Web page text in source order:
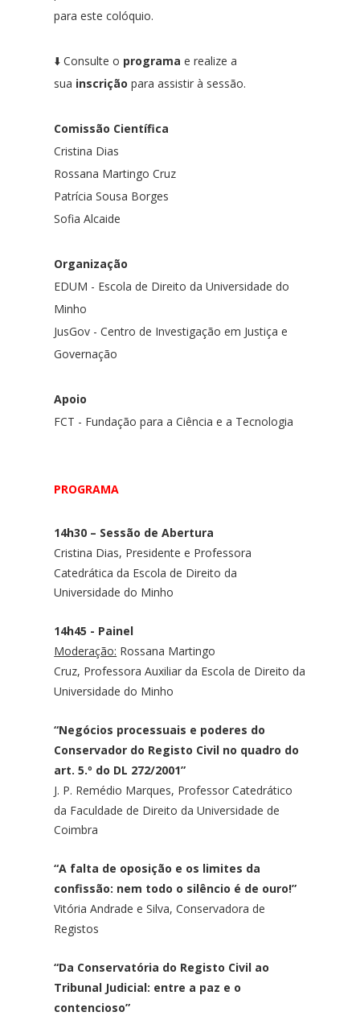
para este colóquio.
⬇️ Consulte o programa e realize a
sua inscrição para assistir à sessão.
Comissão Científica
Cristina Dias
Rossana Martingo Cruz
Patrícia Sousa Borges
Sofia Alcaide
Organização
EDUM - Escola de Direito da Universidade do
Minho
JusGov - Centro de Investigação em Justiça e
Governação
Apoio
FCT - Fundação para a Ciência e a Tecnologia
PROGRAMA
14h30 – Sessão de Abertura
Cristina Dias, Presidente e Professora
Catedrática da Escola de Direito da
Universidade do Minho
14h45 - Painel
Moderação: Rossana Martingo
Cruz, Professora Auxiliar da Escola de Direito da
Universidade do Minho
“Negócios processuais e poderes do
Conservador do Registo Civil no quadro do
art. 5.º do DL 272/2001”
J. P. Remédio Marques, Professor Catedrático
da Faculdade de Direito da Universidade de
Coimbra
“A falta de oposição e os limites da
confissão: nem todo o silêncio é de ouro!”
Vitória Andrade e Silva,Conservadora de
Registos
“Da Conservatória do Registo Civil ao
Tribunal Judicial: entre a paz e o
contencioso”